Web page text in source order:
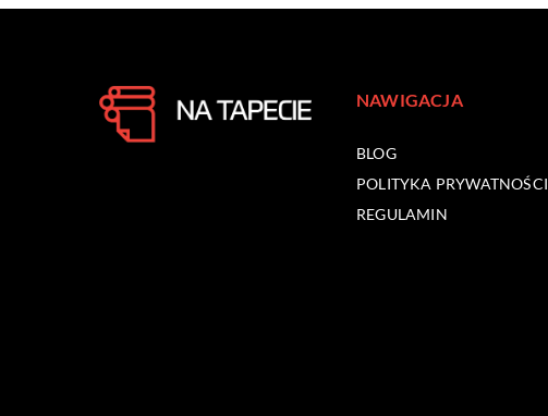
NAWIGACJA
BLOG
POLITYKA PRYWATNOŚCI
REGULAMIN